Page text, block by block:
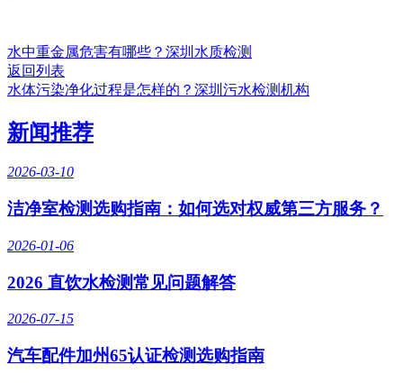
水中重金属危害有哪些？深圳水质检测
返回列表
水体污染净化过程是怎样的？深圳污水检测机构
新闻推荐
2026-03-10
洁净室检测选购指南：如何选对权威第三方服务？
2026-01-06
2026 直饮水检测常见问题解答
2026-07-15
汽车配件加州65认证检测选购指南